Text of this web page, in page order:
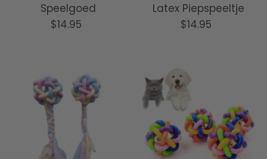
Speelgoed
Normale
$14.95
Latex Piepspeeltje
Normale
$14.95